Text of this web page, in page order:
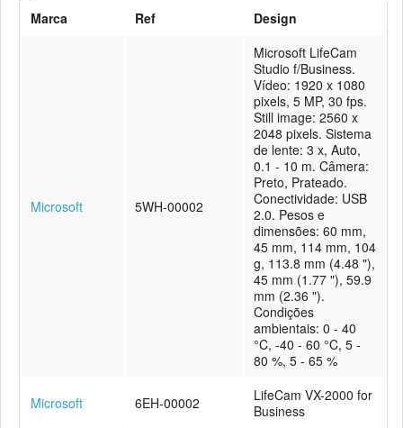
Marca Ref Design
Microsoft 5WH-00002
Microsoft LifeCam
Studio f/Business.
Vídeo: 1920 x 1080
pixels, 5 MP, 30 fps.
Still image: 2560 x
2048 pixels. Sistema
de lente: 3 x, Auto,
0.1 - 10 m. Câmera:
Preto, Prateado.
Conectividade: USB
2.0. Pesos e
dimensões: 60 mm,
45 mm, 114 mm, 104
g, 113.8 mm (4.48 "),
45 mm (1.77 "), 59.9
mm (2.36 ").
Condições
ambientais: 0 - 40
°C, -40 - 60 °C, 5 -
80 %, 5 - 65 %
Microsoft 6EH-00002
LifeCam VX-2000 for
Business